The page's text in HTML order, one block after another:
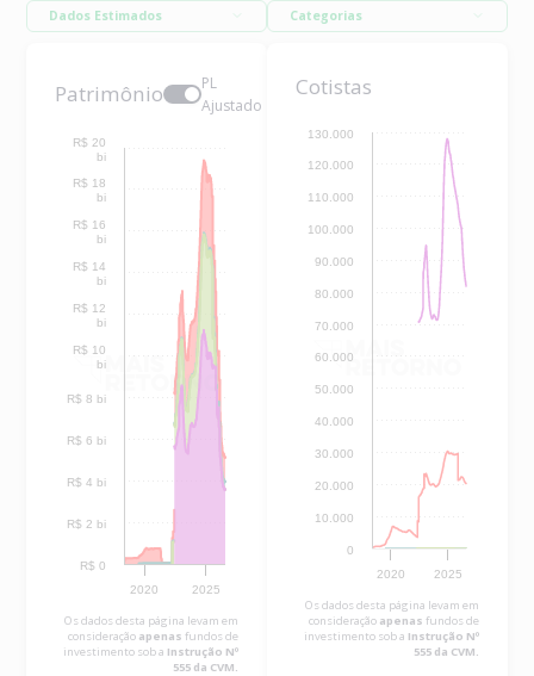
Dados Estimados Categorias
Patrimônio
PL
Ajustado
2020 2025
R$ 0
R$ 2 bi
R$ 4 bi
R$ 6 bi
R$ 8 bi
R$ 10
bi
R$ 12
bi
R$ 14
bi
R$ 16
bi
R$ 18
bi
R$ 20
bi
Os dados desta página levam em
consideração apenas fundos de
investimento sob a Instrução Nº
555 da CVM.
Cotistas
2020 2025
0
10.000
20.000
30.000
40.000
50.000
60.000
70.000
80.000
90.000
100.000
110.000
120.000
130.000
Os dados desta página levam em
consideração apenas fundos de
investimento sob a Instrução Nº
555 da CVM.